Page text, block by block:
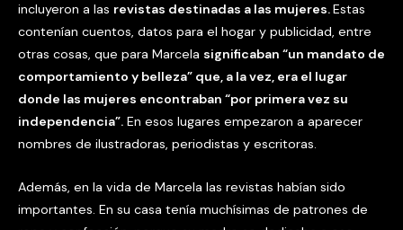
incluyeron a las revistas destinadas a las mujeres.Estas
contenían cuentos, datos para el hogar y publicidad, entre
otras cosas, que para Marcela significaban “un mandato de
comportamiento y belleza” que, a la vez, era el lugar
donde las mujeres encontraban “por primera vez su
independencia”. En esos lugares empezaron a aparecer
nombres de ilustradoras, periodistas y escritoras.
Además, en la vida de Marcela las revistas habían sido
importantes. En su casa tenía muchísimas de patrones de